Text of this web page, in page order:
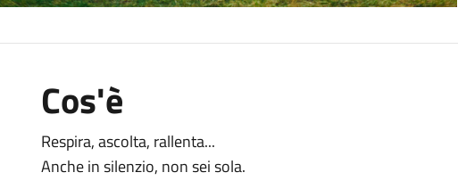
Cos'è
Respira, ascolta, rallenta...
Anche in silenzio, non sei sola.